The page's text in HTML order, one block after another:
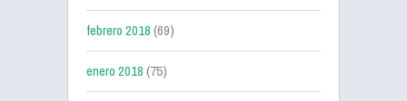
febrero 2018(69)
enero 2018(75)